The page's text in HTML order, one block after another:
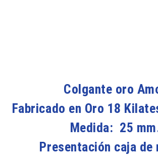
Colgante oro
Fabricado en Oro 18
Medida: 25
Presentación caja de